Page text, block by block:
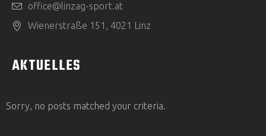
office@linzag-sport.at
Wienerstraße 151, 4021 Linz
AKTUELLES
Sorry, no posts matched your criteria.